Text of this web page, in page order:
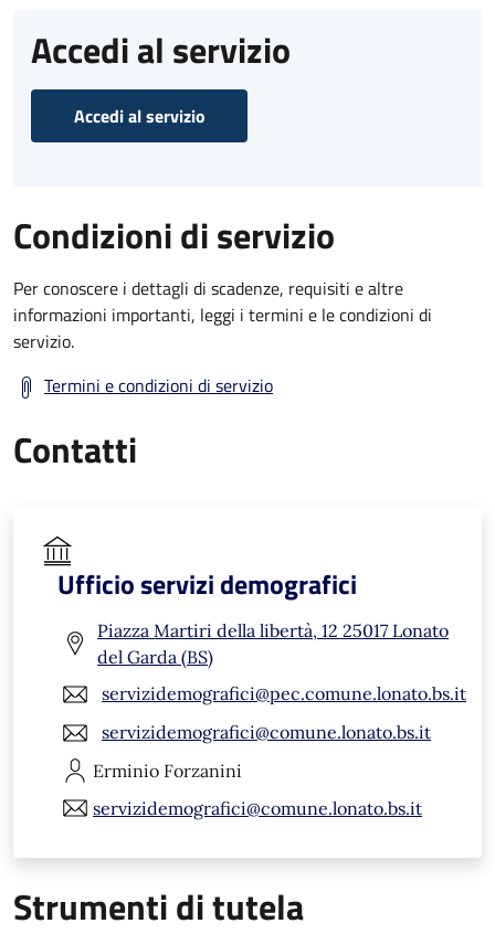
Accedi al servizio
Accedi al servizio
Condizioni di servizio
Per conoscere i dettagli di scadenze, requisiti e altre
informazioni importanti, leggi i termini e le condizioni di
servizio.
Termini e condizioni di servizio
Contatti
Ufficio servizi demografici
Piazza Martiri della libertà, 12 25017 Lonato
del Garda (BS)
servizidemografici@pec.comune.lonato.bs.it
servizidemografici@comune.lonato.bs.it
Erminio Forzanini
servizidemografici@comune.lonato.bs.it
Strumenti di tutela